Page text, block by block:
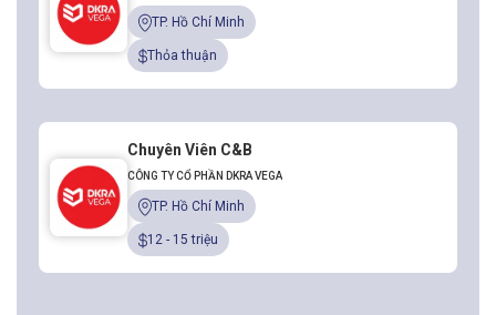
TP. Hồ Chí Minh
Thỏa thuận
Chuyên Viên C&B
CÔNG TY CỔ PHẦN DKRA VEGA
TP. Hồ Chí Minh
12 - 15 triệu